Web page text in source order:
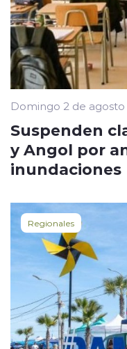
Domingo 2 de
Suspenden
y Angol por
inundaciones
Regionales